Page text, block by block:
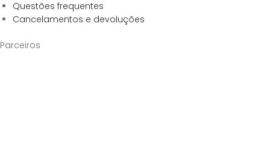
Questões frequentes
Cancelamentos e devoluções
Parceiros